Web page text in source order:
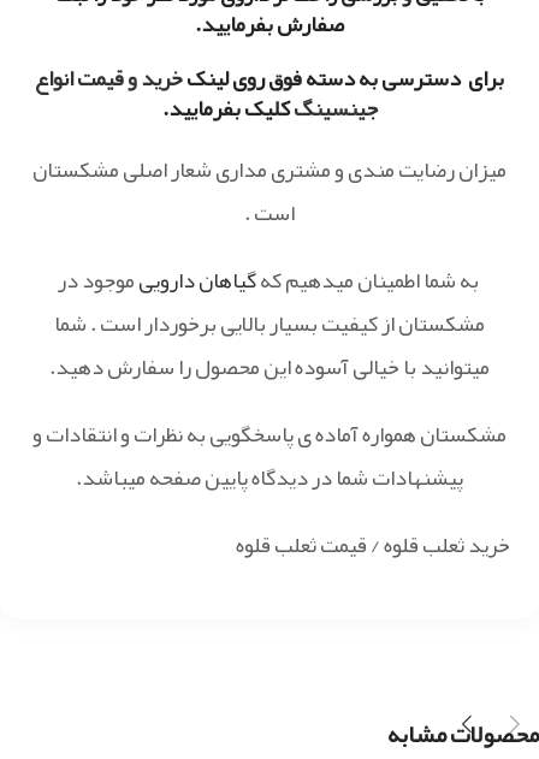
صفارش بفرمایید.
برای دسترسی به دسته فوق روی لینکخرید و قیمت انواع
جینسینگکلیک بفرمایید.
میزان رضایت مندی و مشتری مداری شعار اصلی مشکستان
است .
به شما اطمینان میدهیم کهگیاهان داروییموجود در
مشکستان از کیفیت بسیار بالایی برخوردار است . شما
میتوانید با خیالی آسوده این محصول را سفارش دهید.
مشکستان همواره آماده ی پاسخگویی به نظرات و انتقادات و
پیشنهادات شما در دیدگاه پایین صفحه میباشد.
خرید ثعلب قلوه / قیمت ثعلب قلوه
محصولات مشابه